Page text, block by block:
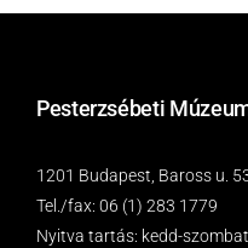
Pesterzsébeti
1201 Budapest, Baross u.
Tel./fax: 06 (1) 283 1779
Nyitva tartás: kedd-